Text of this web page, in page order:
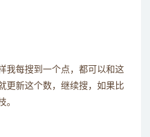
我每搜到一个点，都可以和这
更新这个数，继续搜，如果比
。